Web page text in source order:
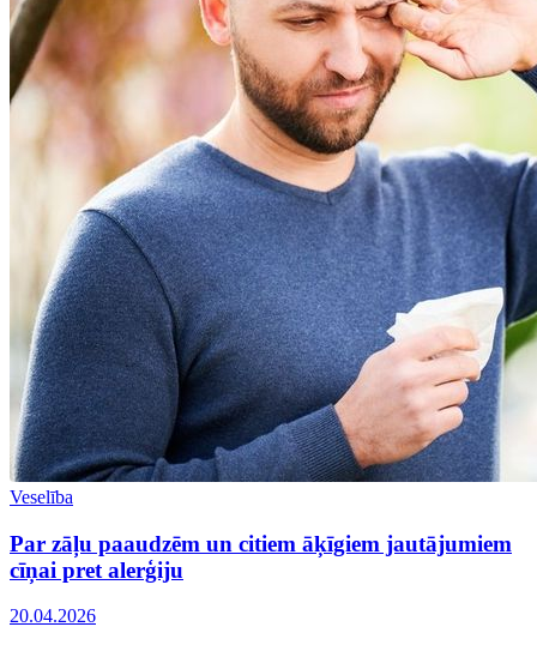
Veselība
Par zāļu paaudzēm un citiem āķīgiem jautājumiem
cīņai pret alerģiju
20.04.2026